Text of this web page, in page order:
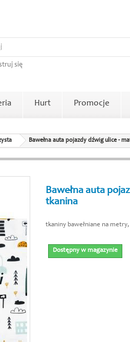
się
Hurt Promocje
Bawełna auta pojazdy dźwig ulice -
Bawełna auta
tkanina
tkaniny bawełniane na
Dostępny w magazynie